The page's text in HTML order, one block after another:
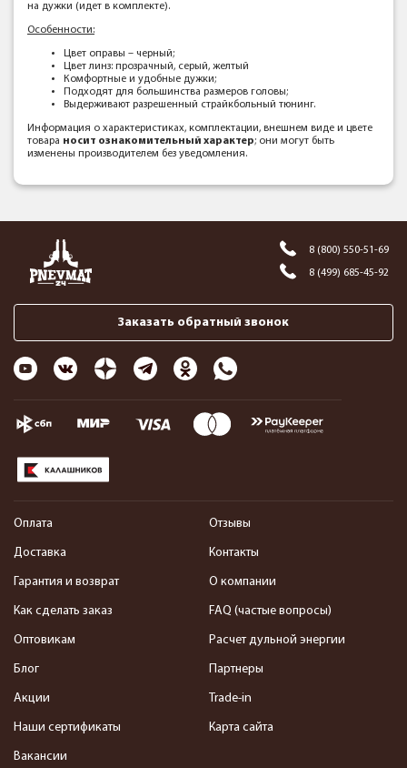
на дужки (идет в комплекте).
Особенности:
Цвет оправы – черный;
Цвет линз: прозрачный, серый, желтый
Комфортные и удобные дужки;
Подходят для большинства размеров головы;
Выдерживают разрешенный страйкбольный тюнинг.
Информация о характеристиках, комплектации, внешнем виде и цвете
товара носит ознакомительный характер; они могут быть
изменены производителем без уведомления.
8 (800) 550-51-69
8 (499) 685-45-92
Заказать обратный звонок
Оплата
Доставка
Гарантия и возврат
Как сделать заказ
Оптовикам
Блог
Акции
Наши сертификаты
Вакансии
Отзывы
Контакты
О компании
FAQ (частые вопросы)
Расчет дульной энергии
Партнеры
Trade-in
Карта сайта